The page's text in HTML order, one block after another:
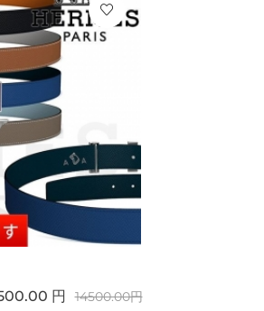
円 14500.00円